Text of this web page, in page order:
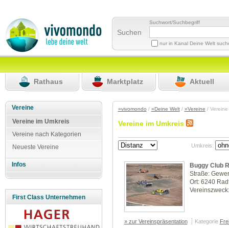
Suchen
Suchwort/Suchbegriff
nur in Kanal Deine Welt
Rathaus Marktplatz Aktuell
Vereine
Vereine im Umkreis
Vereine nach Kategorien
Neueste Vereine
Infos
First Class Unternehmen
»vivomondo / »Deine Welt/ »Vereine /
Vereine im Umkreis
Umkreis:
Buggy Club
Straße:
Ort: 6240
» zur Vereinspräsentation Kategorie